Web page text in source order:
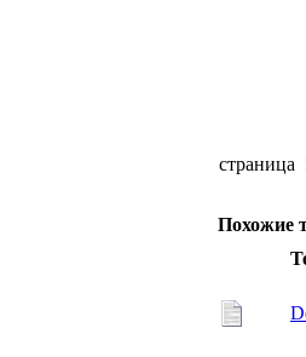
страница
Похожие